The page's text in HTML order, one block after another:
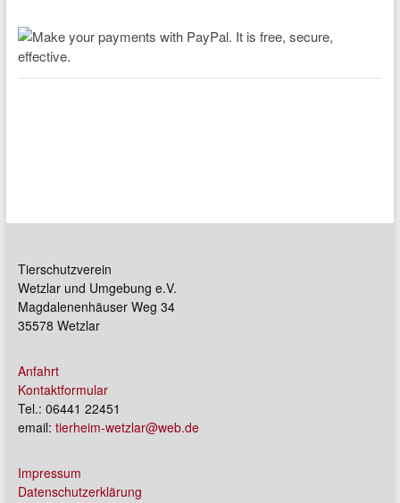
Tierschutzverein
Wetzlar und Umgebung e.V.
Magdalenenhäuser Weg 34
35578 Wetzlar
Anfahrt
Kontaktformular
Tel.: 06441 22451
email: tierheim-wetzlar@web.de
Impressum
Datenschutzerklärung